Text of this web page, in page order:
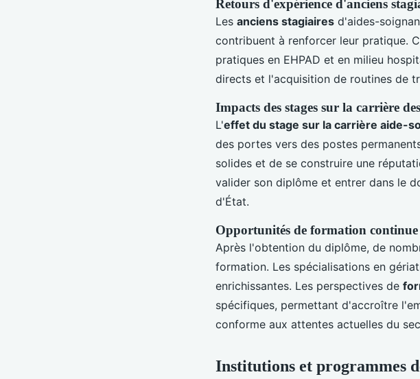
Retours d'expérience d'anciens
Les anciens stagiaires d'aides-
contribuent à renforcer leur pratique.
pratiques en EHPAD et en milieu
directs et l'acquisition de routines de
Impacts des stages sur la carrière
L'effet du stage sur la carrière aide-
des portes vers des postes
solides et de se construire une
valider son diplôme et entrer dans le
d'État.
Opportunités de formation continue
Après l'obtention du diplôme, de
formation. Les spécialisations en
enrichissantes. Les perspectives de
spécifiques, permettant d'accroître
conforme aux attentes actuelles du
Institutions et programmes